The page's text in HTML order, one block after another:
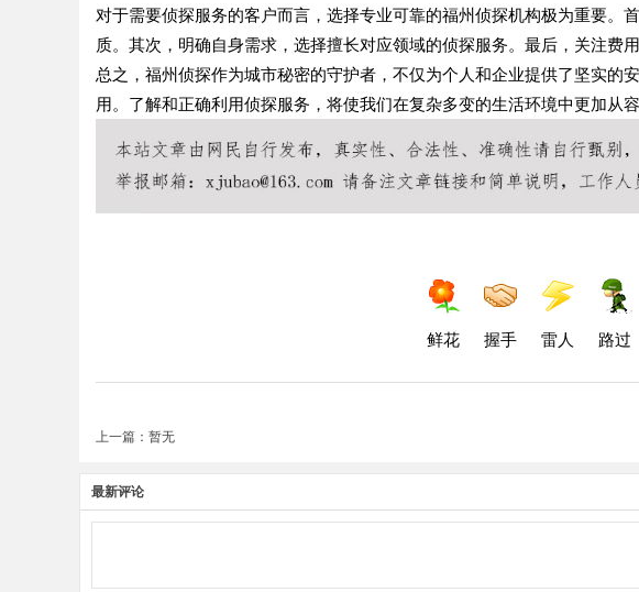
对于需要侦探服务的客户而言，选择专业可靠的福州侦探机构极为重要。
质。其次，明确自身需求，选择擅长对应领域的侦探服务。最后，关注费
总之，福州侦探作为城市秘密的守护者，不仅为个人和企业提供了坚实的
用。了解和正确利用侦探服务，将使我们在复杂多变的生活环境中更加从容
鲜花 握手 雷人 路过
上一篇：暂无
最新评论